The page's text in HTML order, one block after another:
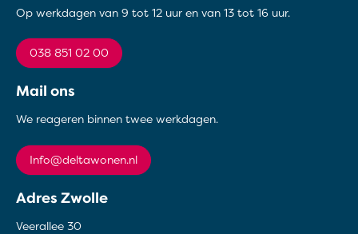
Op werkdagen van 9 tot 12 uur en van 13 tot 16 uur.
038 851 02 00
Mail ons
We reageren binnen twee werkdagen.
info@deltawonen.nl
Adres Zwolle
Veerallee 30